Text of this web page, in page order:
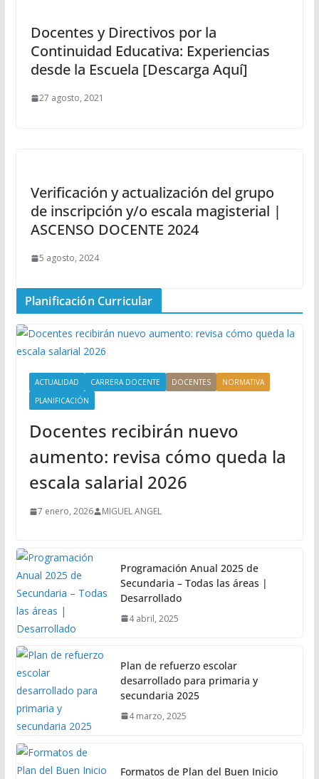
Docentes y Directivos por la
Continuidad Educativa: Experiencias
desde la Escuela [Descarga Aquí]
27 agosto, 2021
Verificación y actualización del grupo
de inscripción y/o escala magisterial |
ASCENSO DOCENTE 2024
5 agosto, 2024
Planificación Curricular
ACTUALIDAD CARRERA DOCENTE DOCENTES
NORMATIVA
PLANIFICACIÓN
Docentes recibirán nuevo
aumento: revisa cómo queda la
escala salarial 2026
7 enero, 2026 MIGUEL ANGEL
Programación Anual 2025 de
Secundaria – Todas las áreas |
Desarrollado
4 abril, 2025
Plan de refuerzo escolar
desarrollado para primaria y
secundaria 2025
4 marzo, 2025
Formatos de Plan del Buen Inicio